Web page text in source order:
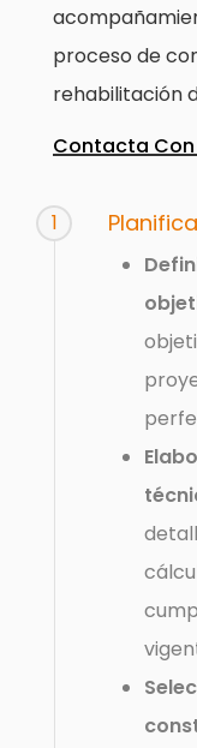
proceso de
rehabilitación
Contacta
1